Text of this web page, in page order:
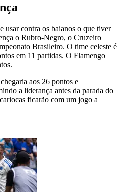
usar contra os baianos o que tiver
o Rubro-Negro, o Cruzeiro
Brasileiro. O time celeste é
em 11 partidas. O Flamengo
aos 26 pontos e
a liderança antes da parada do
ficarão com um jogo a